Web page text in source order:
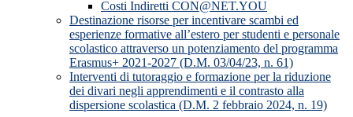
Costi Indiretti CON@NET.YOU
Destinazione risorse per incentivare scambi ed
esperienze formative all’estero per studenti e personale
scolastico attraverso un potenziamento del programma
Erasmus+ 2021-2027 (D.M. 03/04/23, n. 61)
Interventi di tutoraggio e formazione per la riduzione
dei divari negli apprendimenti e il contrasto alla
dispersione scolastica (D.M. 2 febbraio 2024, n. 19)